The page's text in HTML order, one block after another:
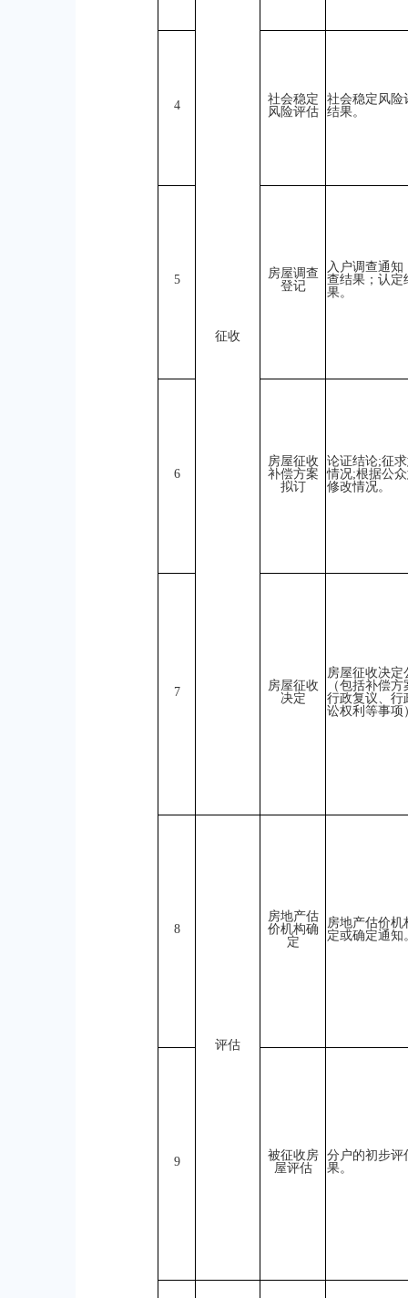
征收
4
社会稳定
风险评估
社会稳定风险
结果。
5
房屋调查
登记
入户调查通知
查结果；认定
果。
6
房屋征收
补偿方案
拟订
论证结论;征
情况;根据公
修改情况。
7
房屋征收
决定
房屋征收决定
（包括补偿方
行政复议、行
讼权利等事项
8
评估
房地产估
价机构确
定
房地产估价机
定或确定通知
9
被征收房
屋评估
分户的初步评
果。